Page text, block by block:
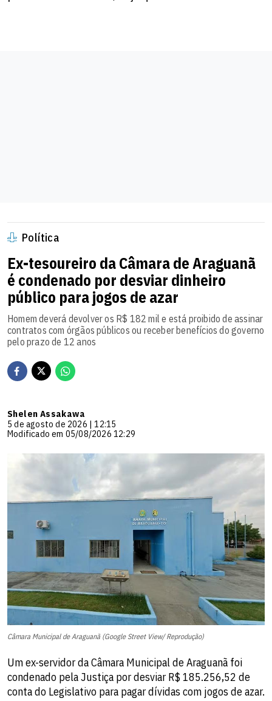
Política
Ex-tesoureiro da Câmara de Araguanã
é condenado por desviar dinheiro
público para jogos de azar
Homem deverá devolver os R$ 182 mil e está proibido de assinar
contratos com órgãos públicos ou receber benefícios do governo
pelo prazo de 12 anos
Shelen Assakawa
5 de agosto de 2026 | 12:15
Modificado em 05/08/2026 12:29
Câmara Municipal de Araguanã (Google Street View/ Reprodução)
Um ex-servidor da Câmara Municipal de Araguanã foi
condenado pela Justiça por desviar R$ 185.256,52 de
conta do Legislativo para pagar dívidas com jogos de azar.